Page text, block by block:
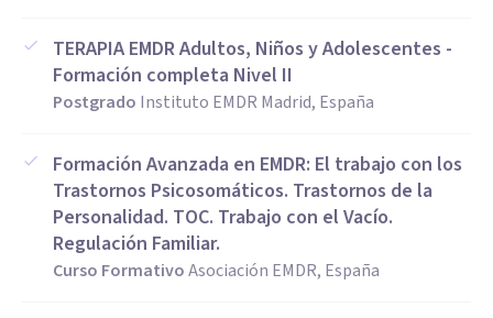
TERAPIA EMDR Adultos, Niños y Adolescentes -
Formación completa Nivel II
Postgrado Instituto EMDR Madrid, España
Formación Avanzada en EMDR: El trabajo con los
Trastornos Psicosomáticos. Trastornos de la
Personalidad. TOC. Trabajo con el Vacío.
Regulación Familiar.
Curso FormativoAsociación EMDR, España